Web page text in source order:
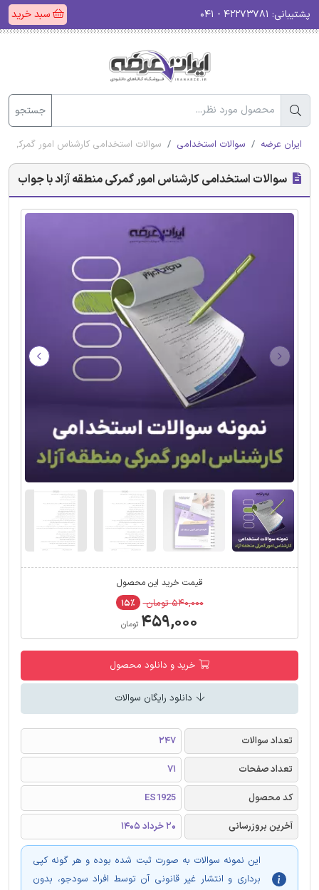
پشتیبانی: سبد خرید
جستجو
ایران عرضه سوالات استخدامی سوالات استخدامی کارشناس امور گمرکی
سوالات استخدامی کارشناس امور گمرکی منطقه آزاد با جواب
قیمت خرید این محصول
۵۴۰,۰۰۰ تومان ۱۵٪
۴۵۹,۰۰۰ تومان
خرید و دانلود محصول
دانلود رایگان سوالات
تعداد سوالات
247
تعداد صفحات
71
کد محصول
ES1925
آخرین بروزرسانی
20 خرداد 1405
این نمونه سوالات به صورت ثبت شده بوده و هر گونه کپی
برداری و انتشار غیر قانونی آن توسط افراد سودجو، بدون